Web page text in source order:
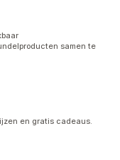
samen te
en gratis cadeaus.